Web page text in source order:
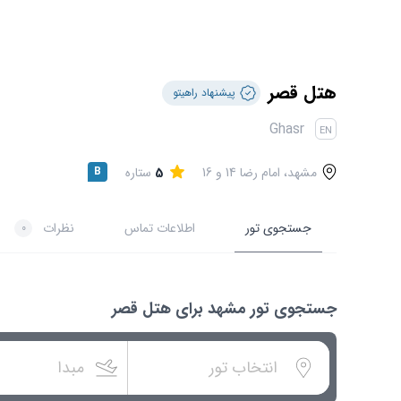
هتل قصر پیشنهاد راهیتو
EN
Ghasr
مشهد، امام رضا 14 و 16 5 ستاره B
جستجوی تور اطلاعات تماس نظرات 0
جستجوی تور مشهد برای هتل قصر
انتخاب تور مبدا